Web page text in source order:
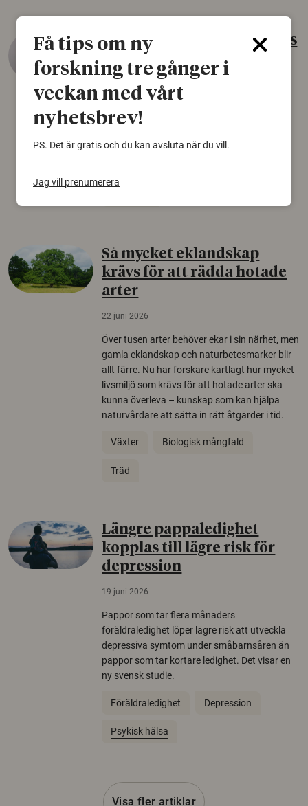
Gammalt skinn var Sveriges
äldsta sko
22 juni 2026
björnfäll visar sig vara delar av en 2000 år
Så mycket eklandskap
krävs för att rädda hotade
arter
22 juni 2026
Över tusen arter behöver ekar i sin närhet, men
gamla eklandskap och naturbetesmarker blir
allt färre. Nu har forskare kartlagt hur mycket
livsmiljö som krävs för att hotade arter ska
kunna överleva – kunskap som kan hjälpa
naturvårdare att sätta in rätt åtgärder i tid.
Växter Biologisk mångfald
Träd
Längre pappaledighet
kopplas till lägre risk för
depression
19 juni 2026
Pappor som tar flera månaders
föräldraledighet löper lägre risk att utveckla
depressiva symtom under småbarnsåren än
pappor som tar kortare ledighet. Det visar en
ny svensk studie.
Föräldraledighet Depression
Psykisk hälsa
Visa fler artiklar
Få tips om ny
forskning tre gånger i
veckan med vårt
nyhetsbrev!
PS. Det är gratis och du kan avsluta när du vill.
Jag vill prenumerera